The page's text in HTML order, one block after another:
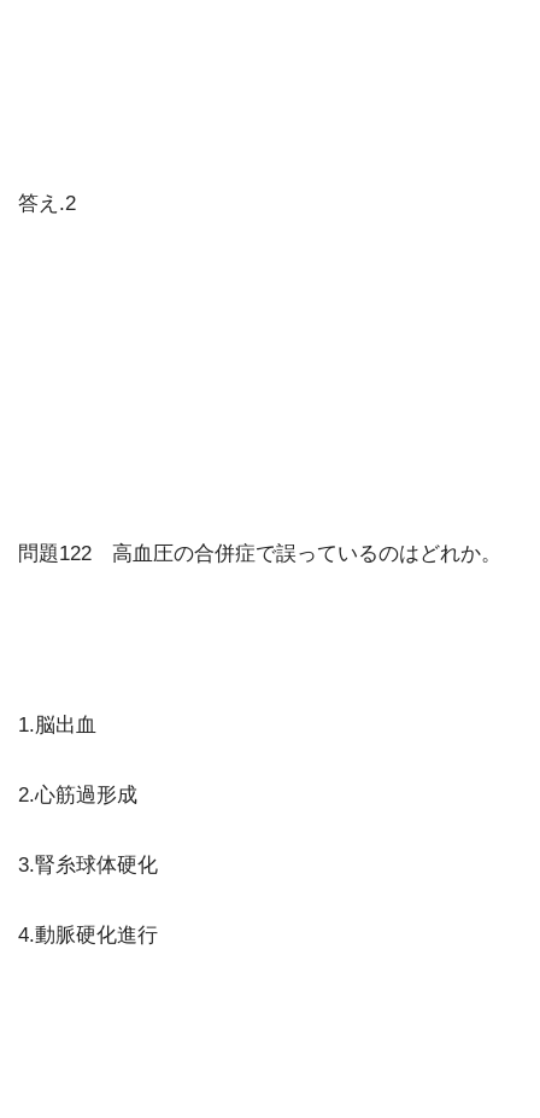
答え.2
問題122 高血圧の合併症で誤っているのはどれか。
1.脳出血
2.心筋過形成
3.腎糸球体硬化
4.動脈硬化進行